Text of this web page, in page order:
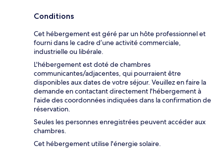
Conditions
Cet hébergement est géré par un hôte professionnel et
fourni dans le cadre d’une activité commerciale,
industrielle ou libérale.
L'hébergement est doté de chambres
communicantes/adjacentes, qui pourraient être
disponibles aux dates de votre séjour. Veuillez en faire la
demande en contactant directement l'hébergement à
l'aide des coordonnées indiquées dans la confirmation de
réservation.
Seules les personnes enregistrées peuvent accéder aux
chambres.
Cet hébergement utilise l'énergie solaire.